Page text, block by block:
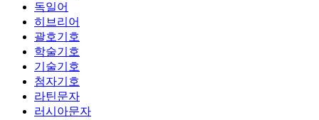
독일어
히브리어
괄호기호
학술기호
기술기호
첨자기호
라틴문자
러시아문자